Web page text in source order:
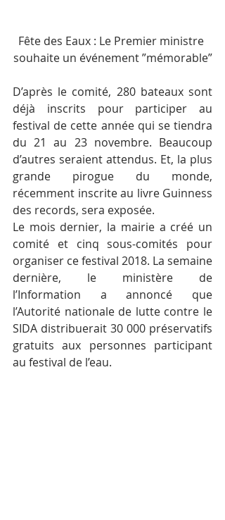
Fête des Eaux : Le Premier ministre
souhaite un événement ”mémorable”
D’après le comité, 280 bateaux sont
déjà inscrits pour participer au
festival de cette année qui se tiendra
du 21 au 23 novembre. Beaucoup
d’autres seraient attendus. Et, la plus
grande pirogue du monde,
récemment inscrite au livre Guinness
des records, sera exposée.
Le mois dernier, la mairie a créé un
comité et cinq sous-comités pour
organiser ce festival 2018. La semaine
dernière, le ministère de
l’Information a annoncé que
l’Autorité nationale de lutte contre le
SIDA distribuerait 30 000 préservatifs
gratuits aux personnes participant
au festival de l’eau.